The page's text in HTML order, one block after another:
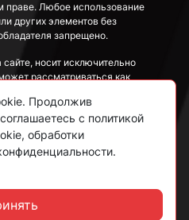
праве. Любое использование
других элементов без
запрещено.
носит исключительно
рассматриваться как
Продолжив
с политикой
обработки